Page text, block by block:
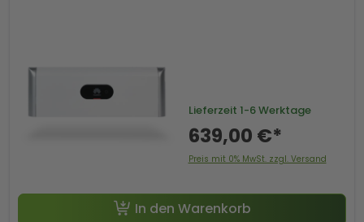
Lieferzeit 1-6 Werktage
639,00 €*
Preis mit 0% MwSt. zzgl. Versand
In den Warenkorb